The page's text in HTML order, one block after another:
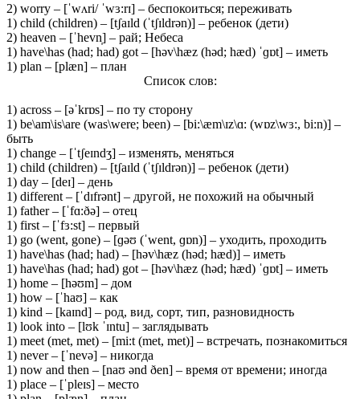
2) worry – [ˈwʌri/ ˈwɜ:rɪ] – беспокоиться; переживать
1) child (children) – [tʃaɪld (ˈtʃɪldrən)] – ребенок (дети)
2) heaven – [ˈhevn̩] – рай; Небеса
1) have\has (had; had) got – [həv\hæz (həd; hæd) ˈɡɒt] – иметь
1) plan – [plæn] – план
Список слов:
1) across – [əˈkrɒs] – по ту сторону
1) be\am\is\are (was\were; been) – [bi:\æm\ɪz\ɑ: (wɒz\wɜ:, bi:n)] –
быть
1) change – [ˈtʃeɪndʒ] – изменять, меняться
1) child (children) – [tʃaɪld (ˈtʃɪldrən)] – ребенок (дети)
1) day – [deɪ] – день
1) different – [ˈdɪfrənt] – другой, не похожий на обычный
1) father – [ˈfɑ:ðə] – отец
1) first – [ˈfɜ:st] – первый
1) go (went, gone) – [ɡəʊ (ˈwent, ɡɒn)] – уходить, проходить
1) have\has (had; had) – [həv\hæz (həd; hæd)] – иметь
1) have\has (had; had) got – [həv\hæz (həd; hæd) ˈɡɒt] – иметь
1) home – [həʊm] – дом
1) how – [ˈhaʊ] – как
1) kind – [kaɪnd] – род, вид, сорт, тип, разновидность
1) look into – [lʊk ˈɪntu] – заглядывать
1) meet (met, met) – [mi:t (met, met)] – встречать, познакомиться
1) never – [ˈnevə] – никогда
1) now and then – [naʊ ənd ðen] – время от времени; иногда
1) place – [ˈpleɪs] – место